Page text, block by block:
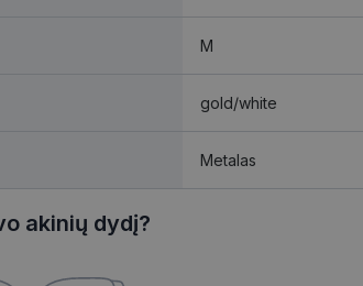
M
gold/white
Metalas
akinių dydį?